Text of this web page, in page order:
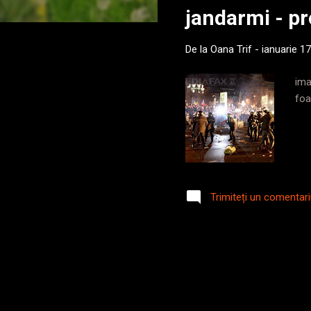
jandarmi -
De la Oana Trif - ianuarie
Trimiteți un